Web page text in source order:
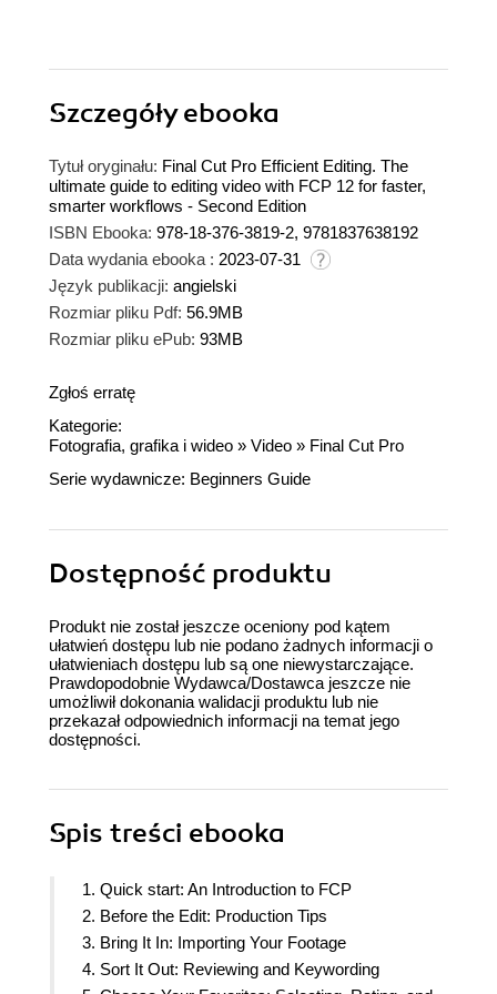
Szczegółyebooka
Tytuł oryginału: Final Cut Pro Efficient Editing. The
ultimate guide to editing video with FCP 12 for faster,
smarter workflows - Second Edition
ISBN Ebooka: 978-18-376-3819-2, 9781837638192
Data wydania ebooka : 2023-07-31
Język publikacji: angielski
Rozmiar pliku Pdf: 56.9MB
Rozmiar pliku ePub: 93MB
Zgłoś erratę
Kategorie:
Fotografia, grafika i wideo » Video » Final Cut Pro
Serie wydawnicze: Beginners Guide
Dostępność produktu
Produkt nie został jeszcze oceniony pod kątem
ułatwień dostępu lub nie podano żadnych informacji o
ułatwieniach dostępu lub są one niewystarczające.
Prawdopodobnie Wydawca/Dostawca jeszcze nie
umożliwił dokonania walidacji produktu lub nie
przekazał odpowiednich informacji na temat jego
dostępności.
Spis treści ebooka
1. Quick start: An Introduction to FCP
2. Before the Edit: Production Tips
3. Bring It In: Importing Your Footage
4. Sort It Out: Reviewing and Keywording